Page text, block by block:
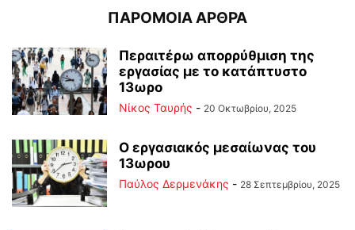
ΠΑΡΟΜΟΙΑ ΑΡΘΡΑ
Περαιτέρω απορρύθμιση της
εργασίας με το κατάπτυστο
13ωρο
Νίκος Ταυρής - 20 Οκτωβρίου, 2025
Ο εργασιακός μεσαίωνας του
13ωρου
Παύλος Δερμενάκης - 28 Σεπτεμβρίου, 2025